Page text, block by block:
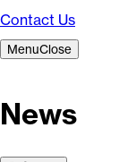
Contact Us
MenuClose
News